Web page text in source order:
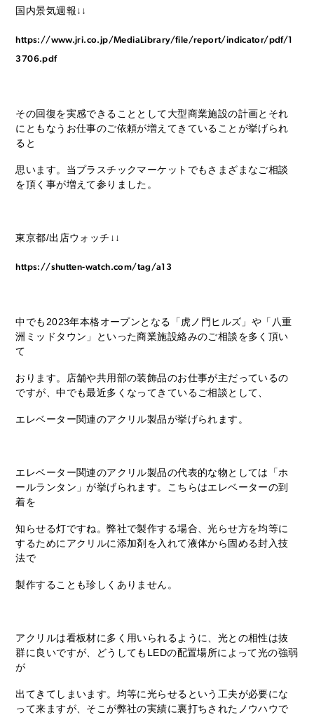
国内景気週報↓↓
https://www.jri.co.jp/MediaLibrary/file/report/indicator/pdf/1
3706.pdf
その回復を実感できることとして大型商業施設の計画とそれ
にともなうお仕事のご依頼が増えてきていることが挙げられ
ると
思います。当プラスチックマーケットでもさまざまなご相談
を頂く事が増えて参りました。
東京都/出店ウォッチ↓↓
https://shutten-watch.com/tag/a13
中でも2023年本格オープンとなる「虎ノ門ヒルズ」や「八重
洲ミッドタウン」といった商業施設絡みのご相談を多く頂い
て
おります。店舗や共用部の装飾品のお仕事が主だっているの
ですが、中でも最近多くなってきているご相談として、
エレベーター関連のアクリル製品が挙げられます。
エレベーター関連のアクリル製品の代表的な物としては「ホ
ールランタン」が挙げられます。こちらはエレベーターの到
着を
知らせる灯ですね。弊社で製作する場合、光らせ方を均等に
するためにアクリルに添加剤を入れて液体から固める封入技
法で
製作することも珍しくありません。
アクリルは看板材に多く用いられるように、光との相性は抜
群に良いですが、どうしてもLEDの配置場所によって光の強弱
が
出てきてしまいます。均等に光らせるという工夫が必要にな
って来ますが、そこが弊社の実績に裏打ちされたノウハウで